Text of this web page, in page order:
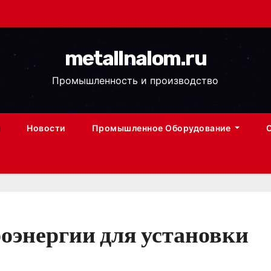
metallnalom.ru
Промышленность и производство
Новости Промышленное Оборудование
для установки